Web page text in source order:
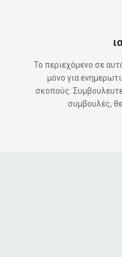
Το περιεχόμενο σε
μόνο για
σκοπούς.
συμβουλές,